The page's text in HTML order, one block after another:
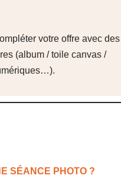
votre offre avec des
(album / toile canvas /
SÉANCE PHOTO ?